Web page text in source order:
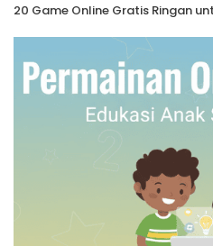
20 Game Online Gratis Ringan